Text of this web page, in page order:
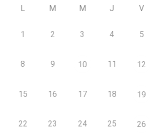
L M M J V
1 2 3 4 5
8 9 10 11 12
15 16 17 18 19
22 23 24 25 26